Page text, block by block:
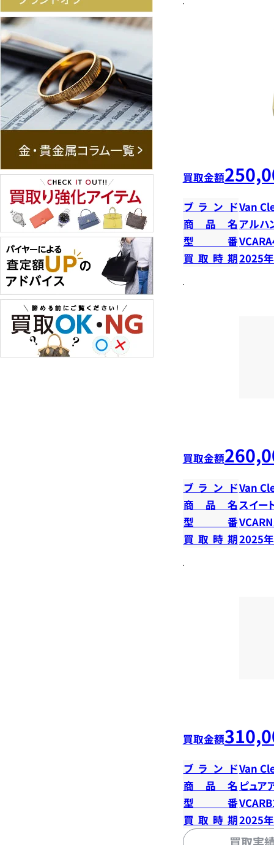
買取金額
ブランドVan
商品名アルハ
型番
買取時期2025
買取金額
ブランドVan
商品名スイー
型番
買取時期2025
買取金額
ブランドVan
商品名 ピュ
型番
買取時期2025